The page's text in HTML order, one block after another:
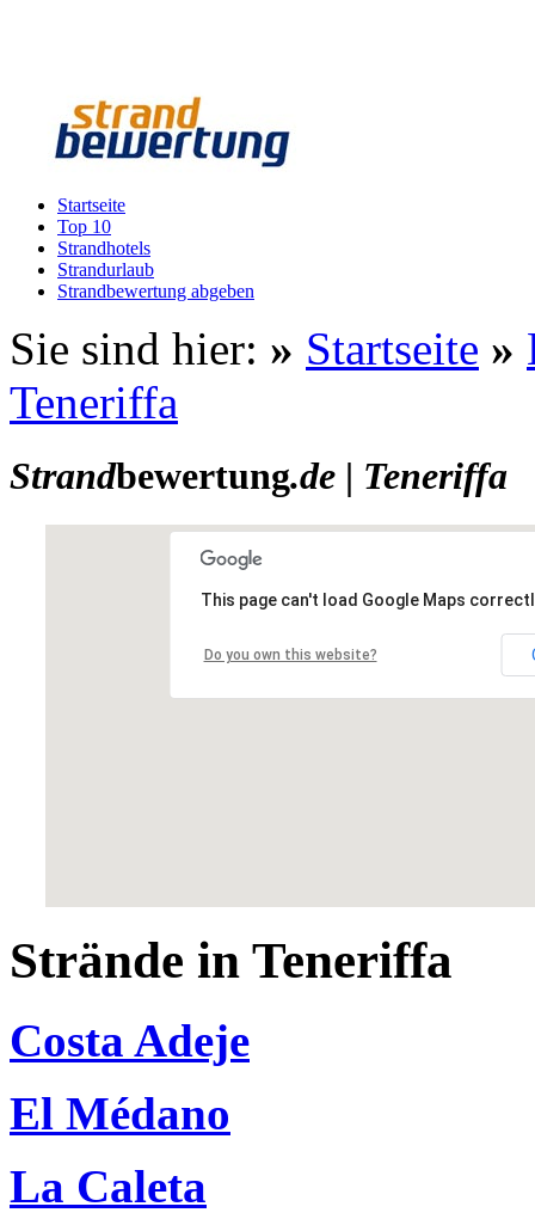
Startseite
Top 10
Strandhotels
Strandurlaub
Strandbewertung abgeben
Sie sind hier: » Startseite »
Teneriffa
Strandbewertung.de | Teneriffa
This page can't load Google Maps
Do you own this website?
Strände in Teneriffa
Costa Adeje
El Médano
La Caleta